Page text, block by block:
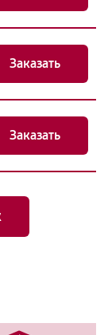
Заказать
Заказать